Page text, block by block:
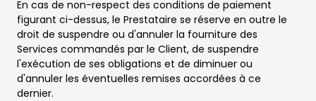
En cas de non-respect des conditions de paiement
figurant ci-dessus, le Prestataire se réserve en outre le
droit de suspendre ou d'annuler la fourniture des
Services commandés par le Client, de suspendre
l'exécution de ses obligations et de diminuer ou
d'annuler les éventuelles remises accordées à ce
dernier.